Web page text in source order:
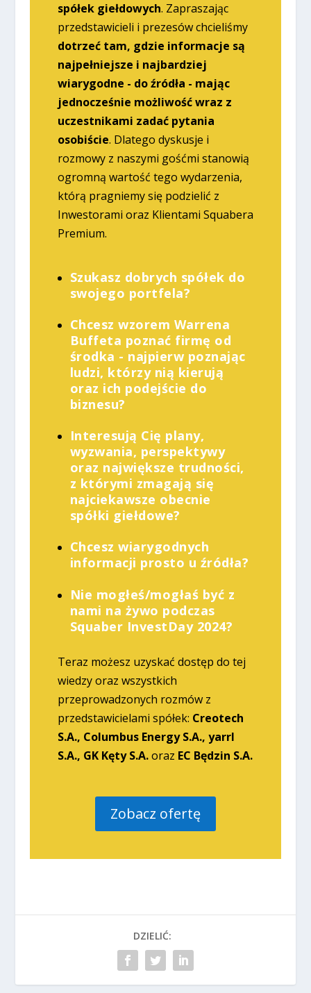
spółek giełdowych. Zapraszając
przedstawicieli i prezesów chcieliśmy
dotrzeć tam, gdzie informacje są
najpełniejsze i najbardziej
wiarygodne - do źródła - mając
jednocześnie możliwość wraz z
uczestnikami zadać pytania
osobiście. Dlatego dyskusje i
rozmowy z naszymi gośćmi stanowią
ogromną wartość tego wydarzenia,
którą pragniemy się podzielić z
Inwestorami oraz Klientami Squabera
Premium.
Szukasz dobrych spółek do
swojego portfela?
Chcesz wzorem Warrena
Buffeta poznać firmę od
środka - najpierw poznając
ludzi, którzy nią kierują
oraz ich podejście do
biznesu?
Interesują Cię plany,
wyzwania, perspektywy
oraz największe trudności,
z którymi zmagają się
najciekawsze obecnie
spółki giełdowe?
Chcesz wiarygodnych
informacji prosto u źródła?
Nie mogłeś/mogłaś być z
nami na żywo podczas
Squaber InvestDay 2024?
Teraz możesz uzyskać dostęp do tej
wiedzy oraz wszystkich
przeprowadzonych rozmów z
przedstawicielami spółek: Creotech
S.A., Columbus Energy S.A., yarrl
S.A., GK Kęty S.A.oraz EC Będzin S.A.
Zobacz ofertę
DZIELIĆ: